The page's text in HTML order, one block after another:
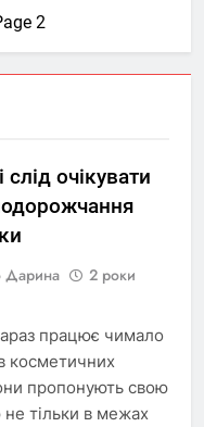
2
слід очікувати
2 роки
працює чимало
косметичних
пропонують свою
тільки в межах